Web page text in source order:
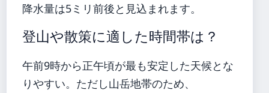
降水量は5ミリ前後と見込まれます。
登山や散策に適した時間帯は？
午前9時から正午頃が最も安定した天候とな
りやすい。ただし山岳地帯のため、